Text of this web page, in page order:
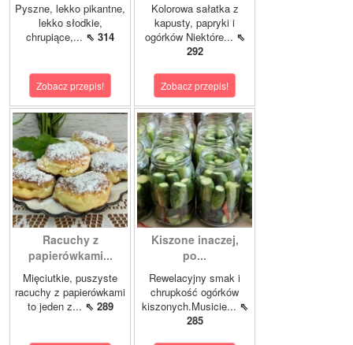
Pyszne, lekko pikantne,
lekko słodkie,
chrupiące,... ⇖ 314
Zobacz przepis!
Kolorowa sałatka z
kapusty, papryki i
ogórków Niektóre... ⇖
292
Zobacz przepis!
Racuchy z
papierówkami...
Mięciutkie, puszyste
racuchy z papierówkami
to jeden z... ⇖ 289
Kiszone inaczej,
po...
Rewelacyjny smak i
chrupkość ogórków
kiszonych.Musicie... ⇖
285